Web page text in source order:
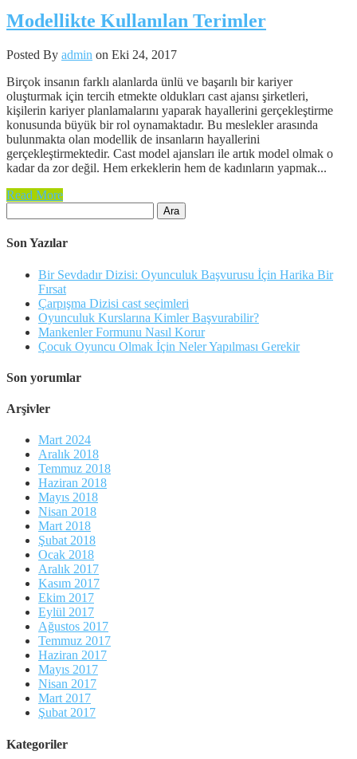
Modellikte Kullanılan Terimler
Posted By admin on Eki 24, 2017
Birçok insanın farklı alanlarda ünlü ve başarılı bir kariyer
oluşturmak için tercih etmekte oldukları cast ajansı şirketleri,
kişilerin kariyer planlamalarını yaparak hayallerini gerçekleştirme
konusunda büyük bir rol oynamaktadır. Bu meslekler arasında
bulunmakta olan modellik de insanların hayallerini
gerçekleştirmektedir. Cast model ajansları ile artık model olmak o
kadar da zor değil. Hem erkeklerin hem de kadınların yapmak...
Read More
Son Yazılar
Bir Sevdadır Dizisi: Oyunculuk Başvurusu İçin Harika Bir
Fırsat
Çarpışma Dizisi cast seçimleri
Oyunculuk Kurslarına Kimler Başvurabilir?
Mankenler Formunu Nasıl Korur
Çocuk Oyuncu Olmak İçin Neler Yapılması Gerekir
Son yorumlar
Arşivler
Mart 2024
Aralık 2018
Temmuz 2018
Haziran 2018
Mayıs 2018
Nisan 2018
Mart 2018
Şubat 2018
Ocak 2018
Aralık 2017
Kasım 2017
Ekim 2017
Eylül 2017
Ağustos 2017
Temmuz 2017
Haziran 2017
Mayıs 2017
Nisan 2017
Mart 2017
Şubat 2017
Kategoriler